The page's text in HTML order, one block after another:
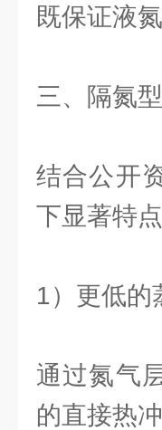
既保证液
三、隔氮
结合公开
下显著特点
1）更低的
通过氮气
的直接热冲